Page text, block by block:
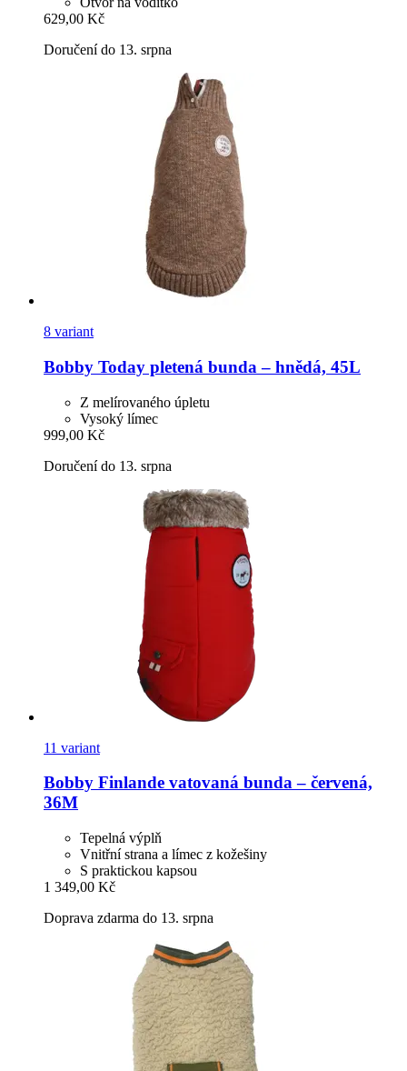
629,00 Kč
Doručení do 13. srpna
8 variant
Bobby Today pletená bunda – hnědá, 45L
Z melírovaného úpletu
Vysoký límec
999,00 Kč
Doručení do 13. srpna
11 variant
Bobby Finlande vatovaná bunda – červená,
36M
Tepelná výplň
Vnitřní strana a límec z kožešiny
S praktickou kapsou
1 349,00 Kč
Doprava zdarma do 13. srpna